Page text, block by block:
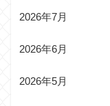
2026年7月
2026年6月
2026年5月